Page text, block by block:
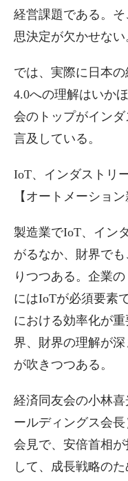
経営課題である。
思決定が欠かせない
では、実際に日本
4.0への理解はいか
会のトップがイン
言及している。
IoT、インダストリ
【オートメーション
製造業でIoT、イン
がるなか、財界で
りつつある。企業
にはIoTが必須要素
における効率化が
界、財界の理解が
が吹きつつある。
経済同友会の小林
ールディングス会
会見で、安倍首相
して、成長戦略の